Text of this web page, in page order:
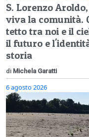
S. Lorenzo
viva la comunità.
tetto tra noi e il
il futuro e
storia
di Michela Garatti
6 agosto 2026